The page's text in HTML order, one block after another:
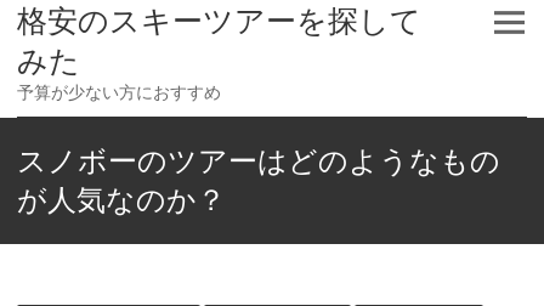
格安のスキーツアーを探して
みた
予算が少ない方におすすめ
スノボーのツアーはどのようなもの
が人気なのか？